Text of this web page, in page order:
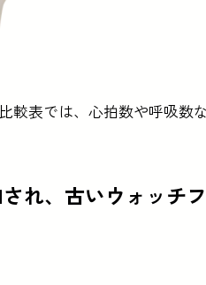
較表では、心拍数や呼吸数
れ、古いウォッチ